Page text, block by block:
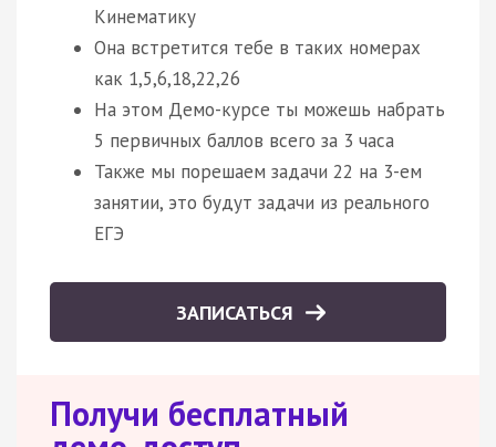
Кинематику
Она встретится тебе в таких номерах
как 1,5,6,18,22,26
На этом Демо-курсе ты можешь набрать
5 первичных баллов всего за 3 часа
Также мы порешаем задачи 22 на 3-ем
занятии, это будут задачи из реального
ЕГЭ
ЗАПИСАТЬСЯ
Получи бесплатный